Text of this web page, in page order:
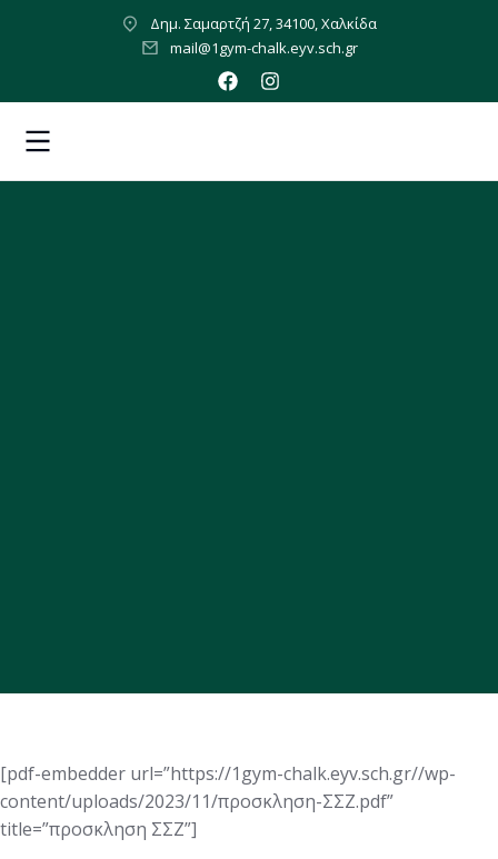
Δημ. Σαμαρτζή 27, 34100, Χαλκίδα
mail@1gym-chalk.eyv.sch.gr
[pdf-embedder url=”https://1gym-chalk.eyv.sch.gr//wp-
content/uploads/2023/11/προσκληση-ΣΣΖ.pdf”
title=”προσκληση ΣΣΖ”]